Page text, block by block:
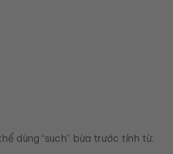
dùng “such” bừa trước tính từ.